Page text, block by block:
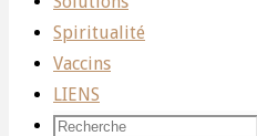
Spiritualité
Vaccins
LIENS
Recherche
Recherche